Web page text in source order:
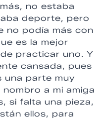
no estaba
deporte, pero
no podía más con
es la mejor
practicar uno. Y
cansada, pues
una parte muy
a mi amiga
si falta una pieza,
ellos, para